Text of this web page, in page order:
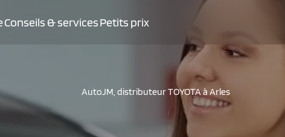
Conseils & servicesPetits prix
AutoJM, distributeur TOYOTA à Arles